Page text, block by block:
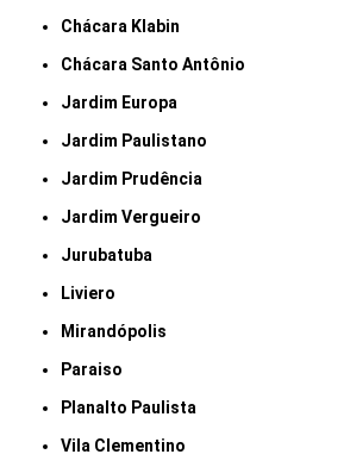
Chácara Klabin
Chácara Santo Antônio
Jardim Europa
Jardim Paulistano
Jardim Prudência
Jardim Vergueiro
Jurubatuba
Liviero
Mirandópolis
Paraiso
Planalto Paulista
Vila Clementino